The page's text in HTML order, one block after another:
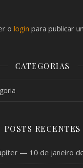
o login para publicar
CATEGORIAS
POSTS RECENTES
— 10 de janeiro